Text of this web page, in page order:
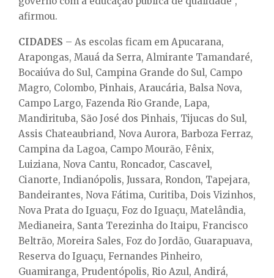
afirmou.
CIDADES – As escolas ficam em Apucarana,
Arapongas, Mauá da Serra, Almirante Tamandaré,
Bocaiúva do Sul, Campina Grande do Sul, Campo
Magro, Colombo, Pinhais, Araucária, Balsa Nova,
Campo Largo, Fazenda Rio Grande, Lapa,
Mandirituba, São José dos Pinhais, Tijucas do Sul,
Assis Chateaubriand, Nova Aurora, Barboza Ferraz,
Campina da Lagoa, Campo Mourão, Fênix,
Luiziana, Nova Cantu, Roncador, Cascavel,
Cianorte, Indianópolis, Jussara, Rondon, Tapejara,
Bandeirantes, Nova Fátima, Curitiba, Dois Vizinhos,
Nova Prata do Iguaçu, Foz do Iguaçu, Matelândia,
Medianeira, Santa Terezinha do Itaipu, Francisco
Beltrão, Moreira Sales, Foz do Jordão, Guarapuava,
Reserva do Iguaçu, Fernandes Pinheiro,
Guamiranga, Prudentópolis, Rio Azul, Andirá,